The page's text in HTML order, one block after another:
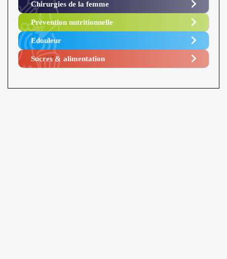
Chirurgies de la femme
Prévention nutritionnelle
Edouleur​
Sucres & alimentation​